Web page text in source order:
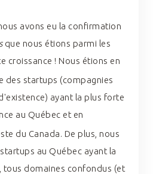
avons eu la confirmation
que nous étions parmi les
croissance ! Nous étions en
des startups (compagnies
ayant la plus forte
au Québec et en
du Canada. De plus, nous
au Québec ayant la
tous domaines confondus (et